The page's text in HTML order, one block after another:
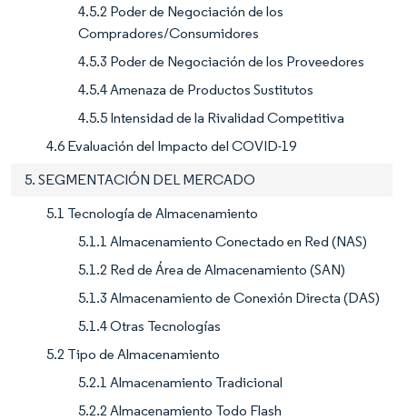
4.5.2 Poder de Negociación de los
Compradores/Consumidores
4.5.3 Poder de Negociación de los Proveedores
4.5.4 Amenaza de Productos Sustitutos
4.5.5 Intensidad de la Rivalidad Competitiva
4.6 Evaluación del Impacto del COVID-19
5. SEGMENTACIÓN DEL MERCADO
5.1 Tecnología de Almacenamiento
5.1.1 Almacenamiento Conectado en Red (NAS)
5.1.2 Red de Área de Almacenamiento (SAN)
5.1.3 Almacenamiento de Conexión Directa (DAS)
5.1.4 Otras Tecnologías
5.2 Tipo de Almacenamiento
5.2.1 Almacenamiento Tradicional
5.2.2 Almacenamiento Todo Flash